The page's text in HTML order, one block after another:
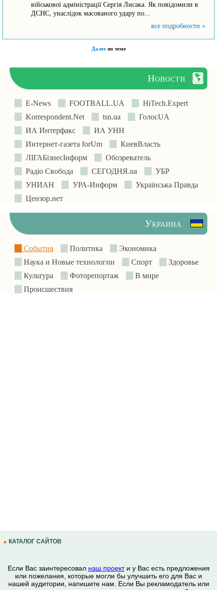
військової адміністрації Сергія Лисака. Як повідомили в
ДСНС, унаслідок масованого удару по...
все подробности »
Далеепо теме
Новости
E-News FOOTBALL.UA
HiTech.Expert
Korrespondent.Net
tsn.ua
ГолосUA
ИА Интерфакс
ИА УНН
Интернет-газета forUm
КиевВласть
ЛIГАБiзнесIнформ
Обозреватель
Радіо Свобода
СЕГОДНЯ.ua
УБР
УНИАН
УРА-Информ
Українська Правда
Цензор.нет
Украина
События Политика
Экономика
Наука и Новые технологии
Спорт
Здоровье
Культура
Фоторепортаж
В мире
Происшествия
КАТАЛОГ САЙТОВ
Если Вас заинтересовал наш проекти у Вас есть предложения
или пожелания, которые могли бы улучшить его для Вас и
нашей аудитории, напишите нам. Если Вы рекламодатель или